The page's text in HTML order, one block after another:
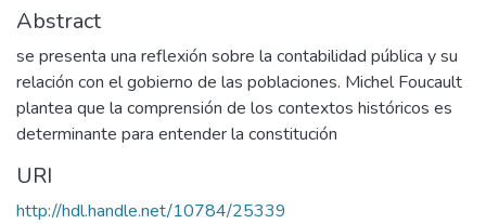
Abstract
se presenta una reflexión sobre la contabilidad pública y su
relación con el gobierno de las poblaciones. Michel Foucault
plantea que la comprensión de los contextos históricos es
determinante para entender la constitución
URI
http://hdl.handle.net/10784/25339